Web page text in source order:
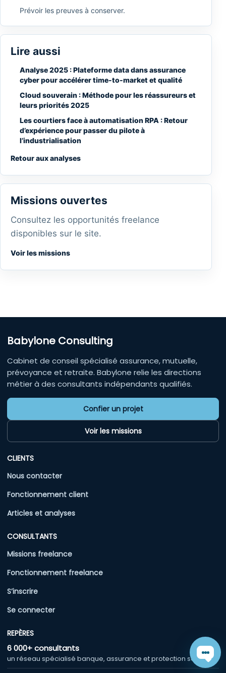
Prévoir les preuves à conserver.
Lire aussi
Analyse 2025 : Plateforme data dans assurance
cyber pour accélérer time-to-market et qualité
Cloud souverain : Méthode pour les réassureurs et
leurs priorités 2025
Les courtiers face à automatisation RPA : Retour
d’expérience pour passer du pilote à
l’industrialisation
Retour aux analyses
Missions ouvertes
Consultez les opportunités freelance
disponibles sur le site.
Voir les missions
Babylone Consulting
Cabinet de conseil spécialisé assurance, mutuelle,
prévoyance et retraite. Babylone relie les directions
métier à des consultants indépendants qualifiés.
Confier un projet
Voir les missions
CLIENTS
Nous contacter
Fonctionnement client
Articles et analyses
CONSULTANTS
Missions freelance
Fonctionnement freelance
S’inscrire
Se connecter
REPÈRES
6 000+ consultants
un réseau spécialisé banque, assurance et protection sociale.Chat